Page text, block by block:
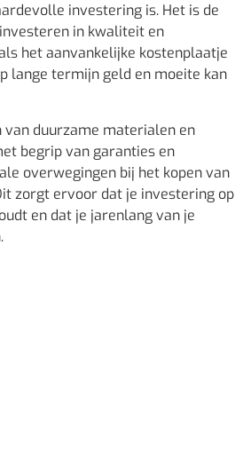
investering is. Het is de
in kwaliteit en
het aanvankelijke kostenplaatje
lange termijn geld en moeite kan
van duurzame materialen en
begrip van garanties en
overwegingen bij het kopen van
zorgt ervoor dat je investering op
en dat je jarenlang van je